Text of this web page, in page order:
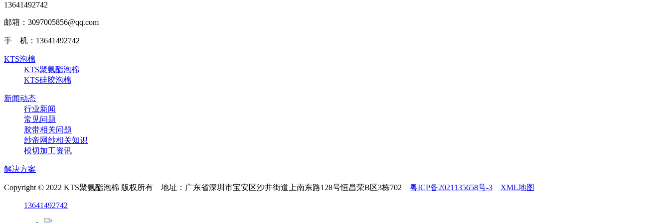
13641492742
邮箱：3097005856@qq.com‬
手 机：13641492742
KTS泡棉
KTS聚氨酯泡棉
KTS硅胶泡棉
新闻动态
行业新闻
常见问题
胶带相关问题
纱帝网纱相关知识
模切加工资讯
解决方案
Copyright © 2022 KTS聚氨酯泡棉 版权所有 地址：广东省深圳市宝安区沙井街道上南东路128号恒昌荣B区3栋702 粤ICP备2021135658号-3 XML地图
13641492742